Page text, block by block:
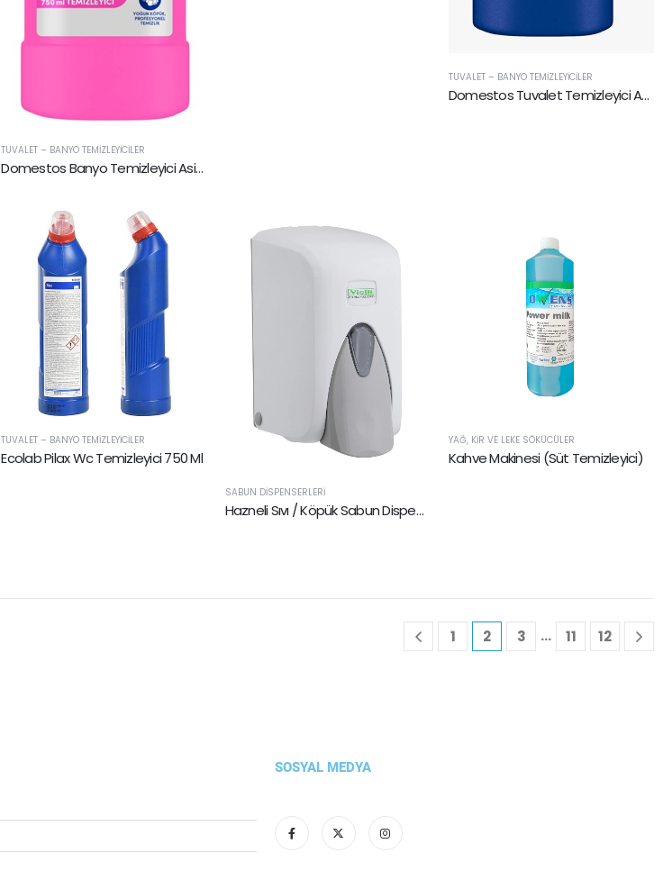
TUVALET – BANYO TEMIZLEYICILER
Domestos Banyo Temizleyici Asidik
TUVALET – BANYO TEMIZLEYICILER
Domestos Tuvalet Temizleyici Asidik 750ml
TUVALET – BANYO TEMIZLEYICILER
Ecolab Pilax Wc Temizleyici 750 Ml
SABUN DISPENSERLERI
Hazneli Sıvı / Köpük Sabun Dispenseri
YAĞ, KIR VE LEKE SÖKÜCÜLER
Kahve Makinesi (Süt Temizleyici)
1 2 3 … 11 12
SOSYAL MEDYA